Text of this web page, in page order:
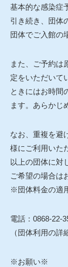
基本的な感染症
引き続き、団体
団体でご入館の
また、ご予約は
定をいただいて
ときにはお時間
ます。あらかじ
なお、重複を避
様にご利用いた
以上の団体に対
ご希望の場合は
※団体料金の適
電話：0868-22-
（団体利用の詳
※お願い※